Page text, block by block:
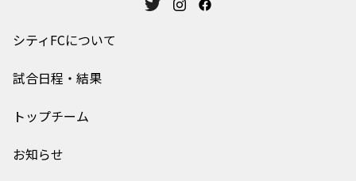
シティFCについて
試合日程・結果
トップチーム
お知らせ